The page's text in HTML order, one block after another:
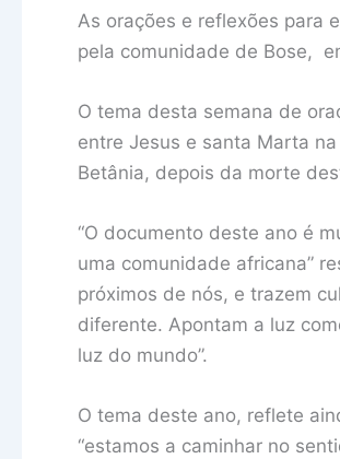
As orações e reflexões para
pela comunidade de Bose,
O tema desta semana de
entre Jesus e santa Marta
Betânia, depois da morte
“O documento deste ano é
uma comunidade africana”
próximos de nós, e trazem
diferente. Apontam a luz
luz do mundo”.
O tema deste ano, reflete
“estamos a caminhar no